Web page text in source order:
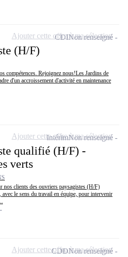
(H/F)
compétences. Rejoignez nous!Les Jardins de
d'un accroissement d'activité en maintenance
CDINon renseigné
Ajouter cette offre à ma sélection
qualifié (H/F) -
verts
nos clients des ouvriers paysagistes (H/F)
avec le sens du travail en équipe, pour intervenir
IntérimNon renseigné
Ajouter cette offre à ma sélection
CDDNon renseigné
Ajouter cette offre à ma sélection